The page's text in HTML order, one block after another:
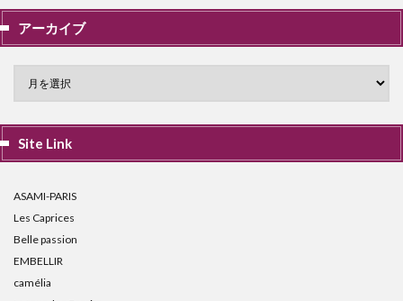
アーカイブ
Site Link
ASAMI-PARIS
Les Caprices
Belle passion
EMBELLIR
camélia